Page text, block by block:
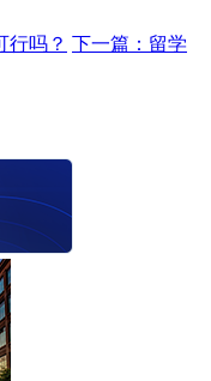
行吗？ 下一篇：留学